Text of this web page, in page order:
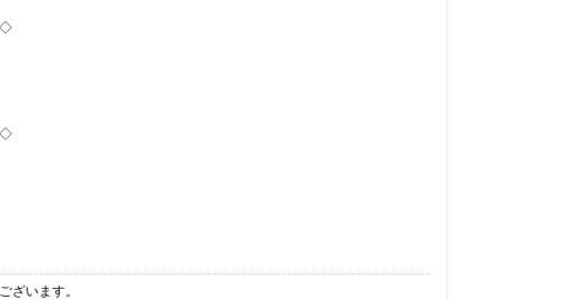
ざいます。